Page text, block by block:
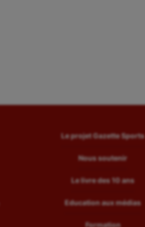
Le projet Gazette Sports
Nous soutenir
Le livre des 10 ans
Education aux médias
Formation